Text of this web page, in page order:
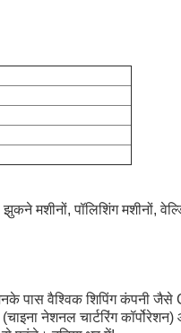
मशीनों, पॉलिशिंग मशीनों,
पास वैश्विक शिपिंग कंपनी
नेशनल चार्टरिंग कॉर्पोरेशन)